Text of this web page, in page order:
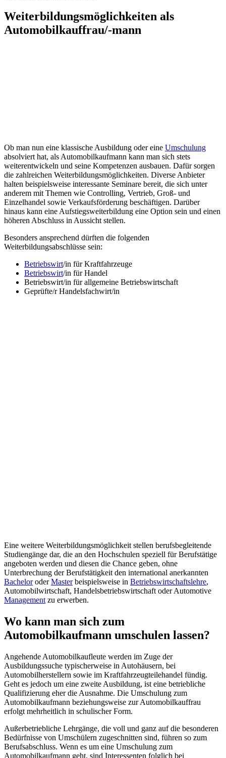
Weiterbildungsmöglichkeiten als
Automobilkauffrau/-mann
Ob man nun eine klassische Ausbildung oder eine Umschulung
absolviert hat, als Automobilkaufmann kann man sich stets
weiterentwickeln und seine Kompetenzen ausbauen. Dafür sorgen
die zahlreichen Weiterbildungsmöglichkeiten. Diverse Anbieter
halten beispielsweise interessante Seminare bereit, die sich unter
anderem mit Themen wie Controlling, Vertrieb, Groß- und
Einzelhandel sowie Verkaufsförderung beschäftigen. Darüber
hinaus kann eine Aufstiegsweiterbildung eine Option sein und einen
höheren Abschluss in Aussicht stellen.
Besonders ansprechend dürften die folgenden
Weiterbildungsabschlüsse sein:
Betriebswirt/in für Kraftfahrzeuge
Betriebswirt/in für Handel
Betriebswirt/in für allgemeine Betriebswirtschaft
Geprüfte/r Handelsfachwirt/in
Eine weitere Weiterbildungsmöglichkeit stellen berufsbegleitende
Studiengänge dar, die an den Hochschulen speziell für Berufstätige
angeboten werden und diesen die Chance geben, ohne
Unterbrechung der Berufstätigkeit den international anerkannten
BacheloroderMasterbeispielsweise in Betriebswirtschaftslehre,
Automobilwirtschaft, Handelsbetriebswirtschaft oder Automotive
Management zu erwerben.
Wo kann man sich zum
Automobilkaufmann umschulen lassen?
Angehende Automobilkaufleute werden im Zuge der
Ausbildungssuche typischerweise in Autohäusern, bei
Automobilherstellern sowie im Kraftfahrzeugteilehandel fündig.
Geht es jedoch um eine zweite Ausbildung, ist eine betriebliche
Qualifizierung eher die Ausnahme. Die Umschulung zum
Automobilkaufmann beziehungsweise zur Automobilkauffrau
erfolgt mehrheitlich in schulischer Form.
Außerbetriebliche Lehrgänge, die voll und ganz auf die besonderen
Bedürfnisse von Umschülern zugeschnitten sind, führen so zum
Berufsabschluss. Wenn es um eine Umschulung zum
Automobilkaufmann geht, sind Interessenten folglich bei